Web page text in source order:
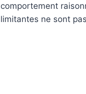
comportement
limitantes ne sont